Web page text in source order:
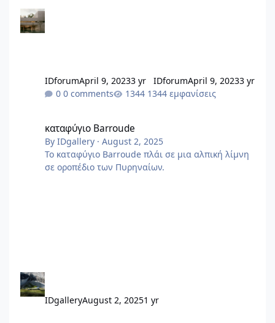
IDforumApril 9, 20233 yr IDforumApril 9, 20233 yr
0 comments
1344 εμφανίσεις
καταφύγιο Barroude
ByIDgallery ·August 2, 2025
To καταφύγιο Barroude πλάι σε μια αλπική λίμνη
σε οροπέδιο των Πυρηναίων.
IDgalleryAugust 2, 20251 yr